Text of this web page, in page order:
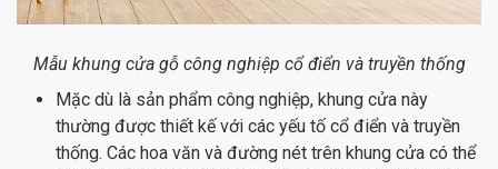
Mẫu khung cửa gỗ công nghiệp cổ điển và truyền thống
Mặc dù là sản phẩm công nghiệp, khung cửa này
thường được thiết kế với các yếu tố cổ điển và truyền
thống. Các hoa văn và đường nét trên khung cửa có thể